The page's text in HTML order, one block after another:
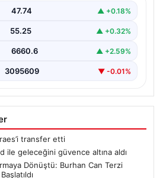
karar açıklandı. Real
47.74 ▲ +0.18%
55.25 ▲ +0.32%
6660.6 ▲ +2.59%
3095609 ▼ -0.01%
transfer etti
ile geleceğini güvence altına aldı
Dönüştü: Burhan Can Terzi